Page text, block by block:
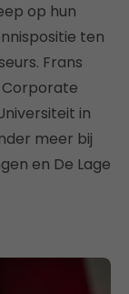
op hun
ten
Frans
Corporate
in
meer bij
en De Lage